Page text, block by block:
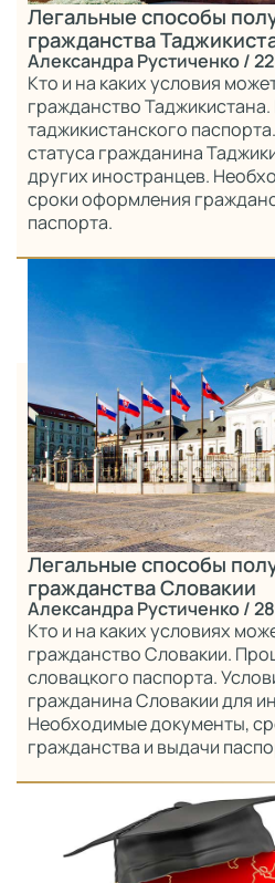
Легальные способы
гражданства
Александра Рустиченко/
Кто и на каких условия
гражданство
таджикистанского
статуса гражданина
других иностранцев.
сроки оформления
паспорта.
Легальные способы
гражданства Словакии
Александра Рустиченко/
Кто и на каких условиях
гражданство Словакии.
словацкого паспорта.
гражданина Словакии для
Необходимые документы,
гражданства и выдачи